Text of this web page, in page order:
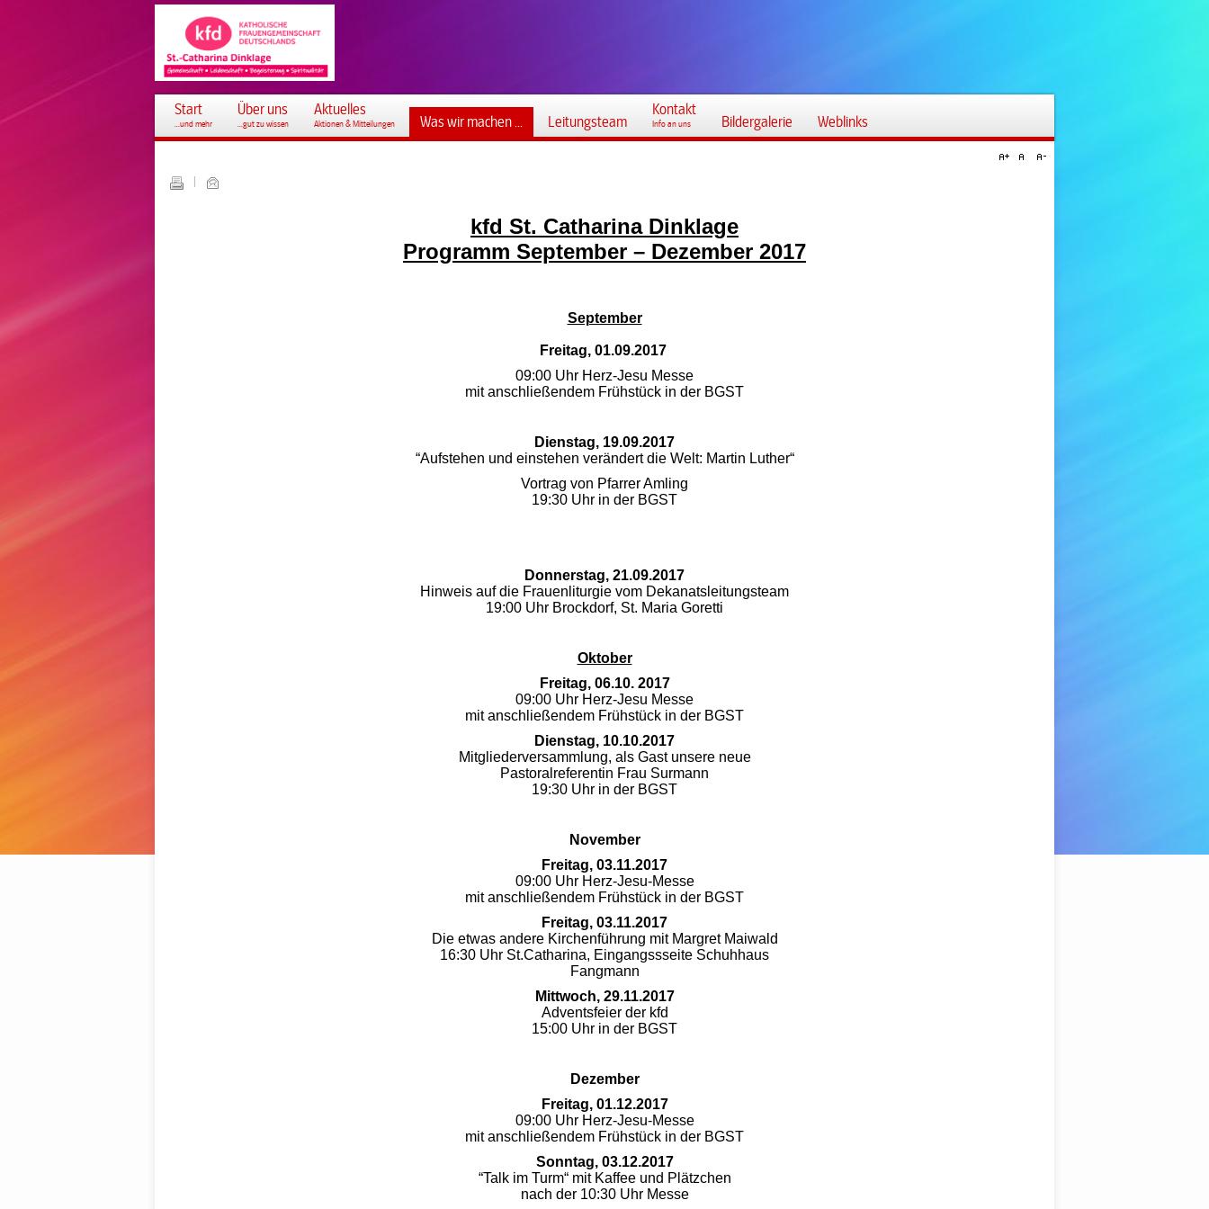
Start
...und mehr
Über uns
...gut zu wissen
Aktuelles
Aktionen & Mitteilungen Was wir machen ... Leitungsteam
Kontakt
Info an uns Bildergalerie Weblinks
kfd St. Catharina Dinklage
Programm September – Dezember 2017
September
Freitag, 01.09.2017
09:00 Uhr Herz-Jesu Messe
mit anschließendem Frühstück in der BGST
Dienstag, 19.09.2017
“Aufstehen und einstehen verändert die Welt: Martin Luther“
Vortrag von Pfarrer Amling
19:30 Uhr in der BGST
Donnerstag, 21.09.2017
Hinweis auf die Frauenliturgie vom Dekanatsleitungsteam
19:00 Uhr Brockdorf, St. Maria Goretti
Oktober
Freitag, 06.10. 2017
09:00 Uhr Herz-Jesu Messe
mit anschließendem Frühstück in der BGST
Dienstag, 10.10.2017
Mitgliederversammlung, als Gast unsere neue
Pastoralreferentin Frau Surmann
19:30 Uhr in der BGST
November
Freitag, 03.11.2017
09:00 Uhr Herz-Jesu-Messe
mit anschließendem Frühstück in der BGST
Freitag, 03.11.2017
Die etwas andere Kirchenführung mit Margret Maiwald
16:30 Uhr St.Catharina, Eingangssseite Schuhhaus
Fangmann
Mittwoch, 29.11.2017
Adventsfeier der kfd
15:00 Uhr in der BGST
Dezember
Freitag, 01.12.2017
09:00 Uhr Herz-Jesu-Messe
mit anschließendem Frühstück in der BGST
Sonntag, 03.12.2017
“Talk im Turm“ mit Kaffee und Plätzchen
nach der 10:30 Uhr Messe